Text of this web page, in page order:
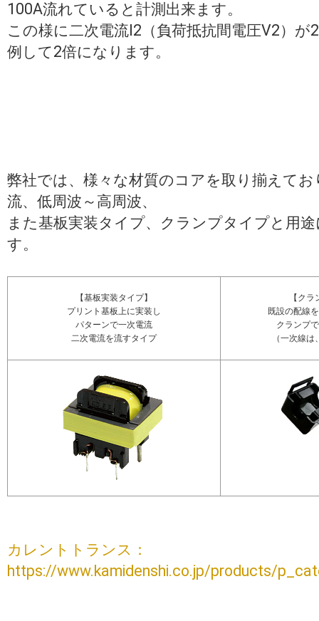
100A流れていると計測出来ます。
この様に二次電流I2（負荷抵抗間電圧V2）
例して2倍になります。
弊社では、様々な材質のコアを取り揃えて
流、低周波～高周波、
また基板実装タイプ、クランプタイプと用
す。
【基板実装タイプ】
プリント基板上に実装し
パターンで一次電流
二次電流を流すタイプ
【ク
既設の配線
クランプ
（一次線
カレントトランス：
https://www.kamidenshi.co.jp/products/